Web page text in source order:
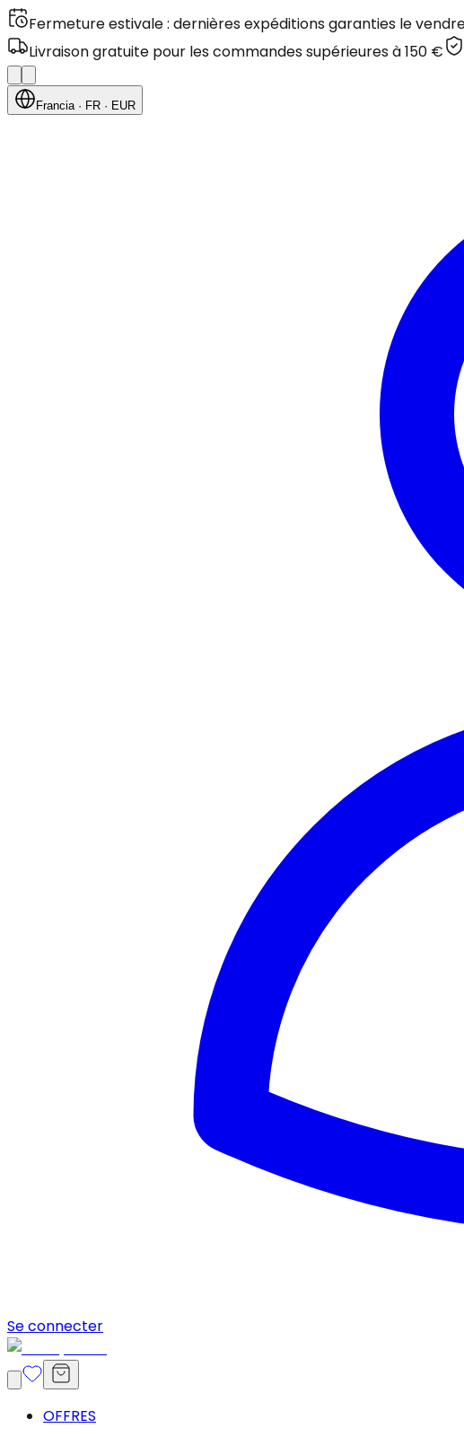
Fermeture estivale : dernières expéditions garanties le
Livraison gratuite pour les commandes supérieures à 150 €
Francia· FR · EUR
Se connecter
OFFRES